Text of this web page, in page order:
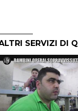
SERVIZI DI